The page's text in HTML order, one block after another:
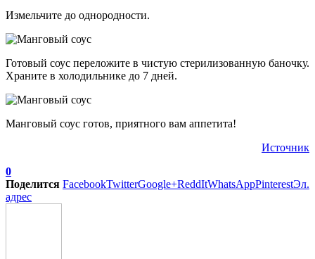
Измельчите до однородности.
Готовый соус переложите в чистую стерилизованную баночку.
Храните в холодильнике до 7 дней.
Манговый соус готов, приятного вам аппетита!
Источник
0
Поделится FacebookTwitterGoogle+ReddItWhatsAppPinterestЭл.
адрес